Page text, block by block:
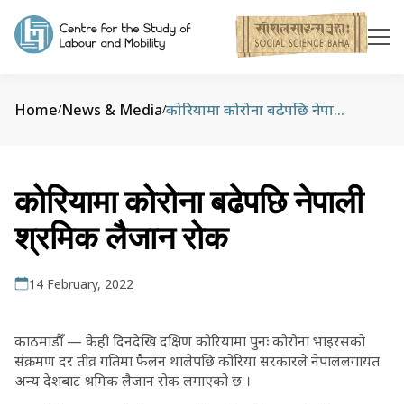
Home/News & Media/ कोरियामा कोरोना बढेपछि नेपाली श्रमिक लैजान रोक
कोरियामा कोरोना बढेपछि नेपाली
श्रमिक लैजान रोक
14 February, 2022
काठमाडौँ — केही दिनदेखि दक्षिण कोरियामा पुनः कोरोना भाइरसको
संक्रमण दर तीव्र गतिमा फैलन थालेपछि कोरिया सरकारले नेपाललगायत
अन्य देशबाट श्रमिक लैजान रोक लगाएको छ ।